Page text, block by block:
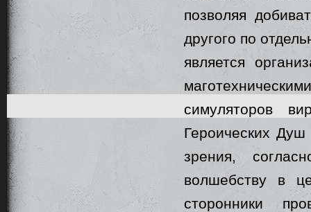
позволяя
другого по
является
симуляторов
Героических
зрения,
волшебству в
сторонники